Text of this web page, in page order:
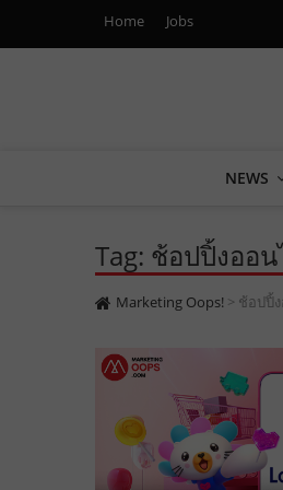
Home Jobs
NEWS
Tag: ช้อปปิ้งออ
Marketing Oops! > ช้อปปิ้